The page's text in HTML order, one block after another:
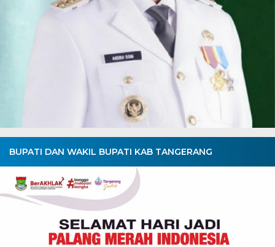
BUPATI DAN WAKIL BUPATI KAB TANGERANG